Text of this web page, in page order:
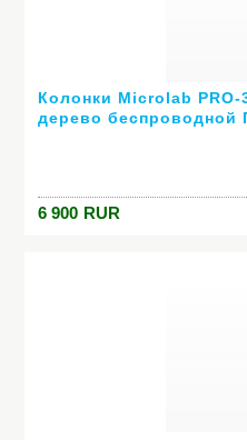
Колонки Microlab PRO-
дерево беспроводной
6 900 RUR